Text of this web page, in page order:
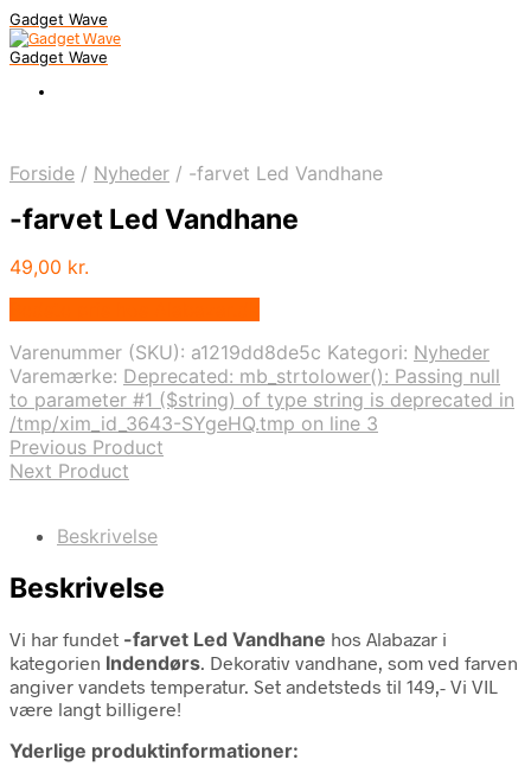
Gadget Wave
Gadget Wave
Forside / Nyheder / -farvet Led Vandhane
-farvet Led Vandhane
49,00 kr.
Varenummer (SKU): a1219dd8de5c Kategori: Nyheder
Varemærke: Deprecated: mb_strtolower(): Passing null
to parameter #1 ($string) of type string is deprecated in
/tmp/xim_id_3643-SYgeHQ.tmp on line 3
Previous Product
Next Product
Beskrivelse
Beskrivelse
Vi har fundet -farvet Led Vandhane hos Alabazar i
kategorien Indendørs. Dekorativ vandhane, som ved farven
angiver vandets temperatur. Set andetsteds til 149,- Vi VIL
være langt billigere!
Yderlige produktinformationer: